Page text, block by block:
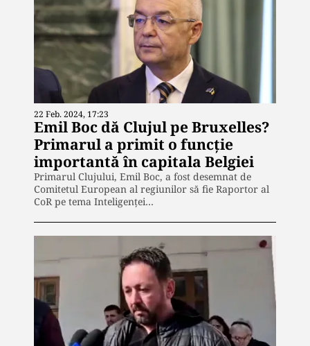
22 Feb. 2024, 17:23
Emil Boc dă Clujul pe Bruxelles?
Primarul a primit o funcție
importantă în capitala Belgiei
Primarul Clujului, Emil Boc, a fost desemnat de
Comitetul European al regiunilor să fie Raportor al
CoR pe tema Inteligenței…